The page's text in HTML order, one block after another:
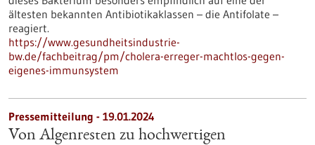
ältesten bekannten Antibiotikaklassen – die Antifolate –
reagiert.
https://www.gesundheitsindustrie-
bw.de/fachbeitrag/pm/cholera-erreger-machtlos-gegen-
eigenes-immunsystem
Pressemitteilung - 19.01.2024
Von Algenresten zu hochwertigen